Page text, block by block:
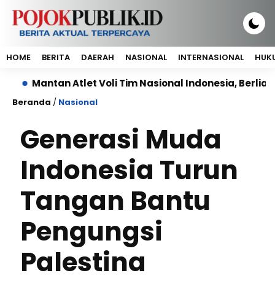
HOME BERITA DAERAH NASIONAL INTERNASIONAL
Atlet Voli Tim Nasional Indonesia, Berlian
Beranda / Nasional
Generasi Muda
Indonesia Turun
Tangan Bantu
Pengungsi
Palestina